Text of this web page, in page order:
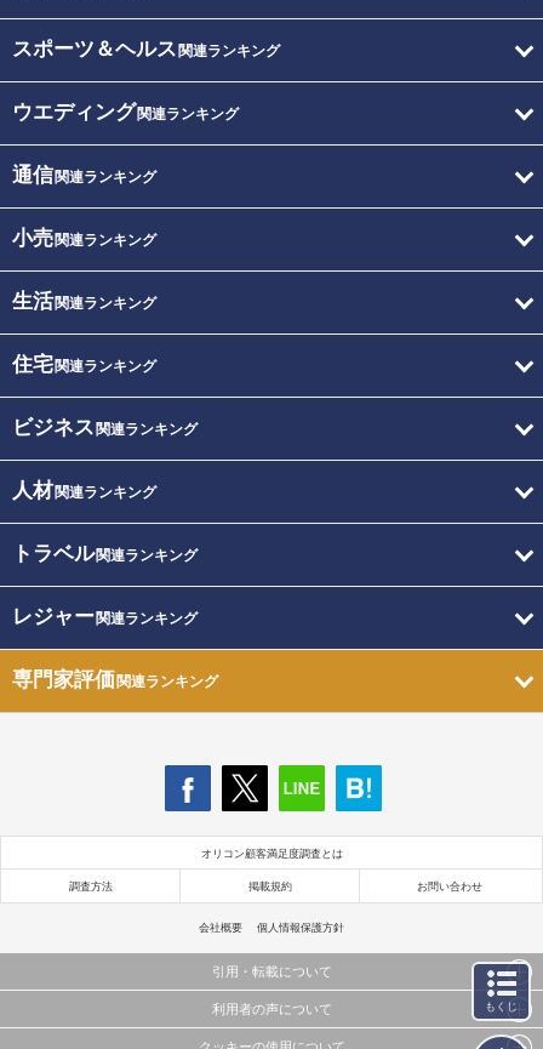
スポーツ＆ヘルス 関連ランキング
ウエディング関連ランキング
通信関連ランキング
小売関連ランキング
生活関連ランキング
住宅関連ランキング
ビジネス 関連ランキング
人材関連ランキング
トラベル関連ランキング
レジャー関連ランキング
専門家評価関連ランキング
オリコン顧客満足度調査とは
調査方法 掲載規約 お問い合わせ
会社概要 個人情報保護方針
引用・転載について
当サイトで公開されている情報（文字、写真、イラスト、画像データ等）及びこれらの配置・
利用者の声について もくじ